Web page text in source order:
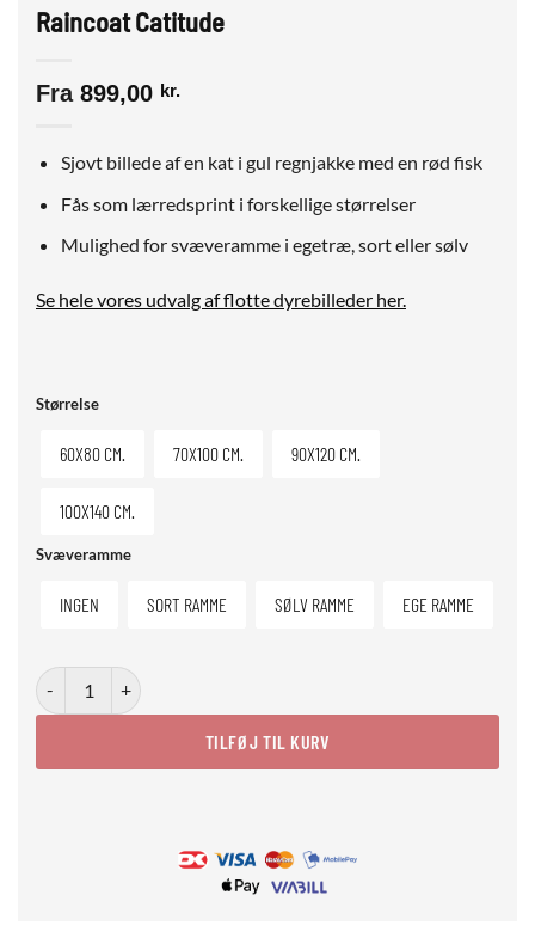
Raincoat Catitude
Fra 899,00 kr.
Sjovt billede af en kat i gul regnjakke med en rød fisk
Fås som lærredsprint i forskellige størrelser
Mulighed for svæveramme i egetræ, sort eller sølv
Se hele vores udvalg af flotte dyrebilleder her.
Størrelse
60X80 CM. 70X100 CM. 90X120 CM.
100X140 CM.
Svæveramme
INGEN SORT RAMME SØLV RAMME EGE RAMME
Raincoat Catitude antal
TILFØJ TIL KURV